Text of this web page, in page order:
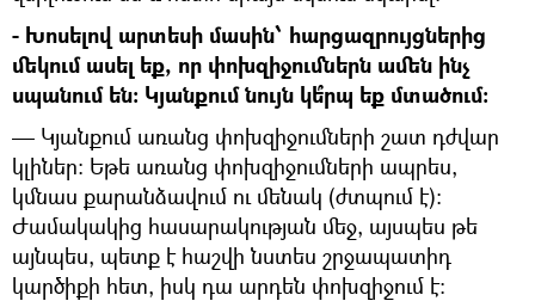
- Խոսելով արտեսի մասին՝ հարցազրույցներից
մեկում ասել եք, որ փոխզիջումներն ամեն ինչ
սպանում են։ Կյանքում նույն կե՞րպ եք մտածում։
— Կյանքում առանց փոխզիջումների շատ դժվար
կլիներ։ Եթե առանց փոխզիջումների ապրես,
կմնաս քարանձավում ու մենակ (ժտպում է)։
Ժամակակից հասարակության մեջ, այսպես թե
այնպես, պետք է հաշվի նստես շրջապատիդ
կարծիքի հետ, իսկ դա արդեն փոխզիջում է։